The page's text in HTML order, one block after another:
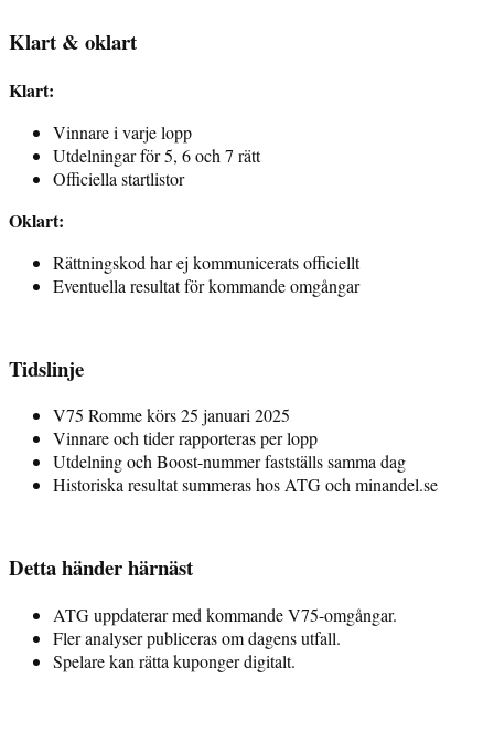
Klart & oklart
Klart:
Vinnare i varje lopp
Utdelningar för 5, 6 och 7 rätt
Officiella startlistor
Oklart:
Rättningskod har ej kommunicerats officiellt
Eventuella resultat för kommande omgångar
Tidslinje
V75 Romme körs 25 januari 2025
Vinnare och tider rapporteras per lopp
Utdelning och Boost-nummer fastställs samma dag
Historiska resultat summeras hos ATG och minandel.se
Detta händer härnäst
ATG uppdaterar med kommande V75-omgångar.
Fler analyser publiceras om dagens utfall.
Spelare kan rätta kuponger digitalt.